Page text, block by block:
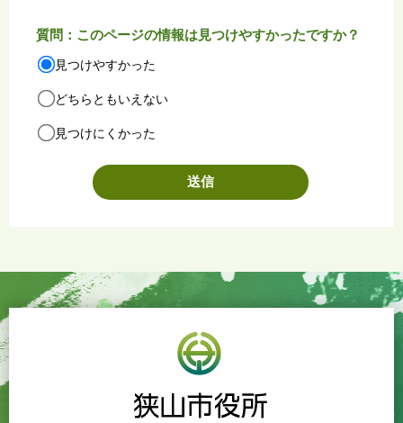
質問：このページの情報は見つけやすかったですか？
見つけやすかった
どちらともいえない
見つけにくかった